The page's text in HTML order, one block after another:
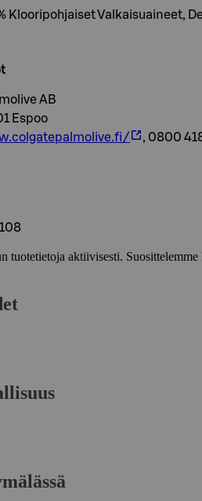
Klooripohjaiset Valkaisuaineet,
AB
Espoo
, 0800
tuotetietoja aktiivisesti.